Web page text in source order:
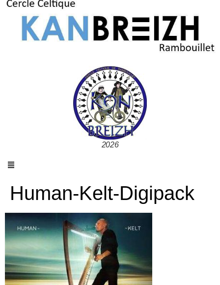
2026
Human-Kelt-Digipack